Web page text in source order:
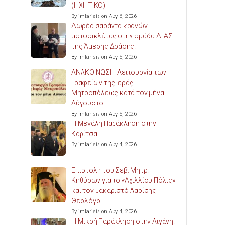
(ΗΧΗΤΙΚΟ)
By imlarisis on Αυγ 6, 2026
Δωρέα σαράντα κρανών
μοτοσικλέτας στην ομάδα ΔΙ.ΑΣ.
της Άμεσης Δράσης.
By imlarisis on Αυγ 5, 2026
ΑΝΑΚΟΙΝΩΣΗ: Λειτουργία των
Γραφείων της Ιεράς
Μητροπόλεως κατά τον μήνα
Αύγουστο.
By imlarisis on Αυγ 5, 2026
Η Μεγάλη Παράκληση στην
Καρίτσα.
By imlarisis on Αυγ 4, 2026
Επιστολή του Σεβ. Μητρ.
Κηθύρων για το «Αχιλλίου Πόλις»
και τον μακαριστό Λαρίσης
Θεολόγο.
By imlarisis on Αυγ 4, 2026
Η Μικρή Παράκληση στην Αιγάνη.